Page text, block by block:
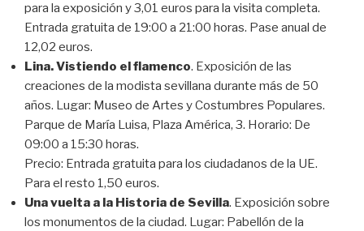
para la exposición y 3,01 euros para la visita completa.
Entrada gratuita de 19:00 a 21:00 horas. Pase anual de
12,02 euros.
Lina. Vistiendo el flamenco. Exposición de las
creaciones de la modista sevillana durante más de 50
años. Lugar: Museo de Artes y Costumbres Populares.
Parque de María Luisa, Plaza América, 3. Horario: De
09:00 a 15:30 horas.
Precio: Entrada gratuita para los ciudadanos de la UE.
Para el resto 1,50 euros.
Una vuelta a la Historia de Sevilla. Exposición sobre
los monumentos de la ciudad. Lugar: Pabellón de la